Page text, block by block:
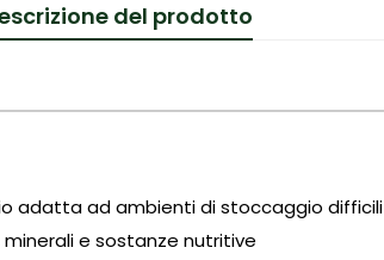
del prodotto
adatta ad ambienti di stoccaggio
e sostanze nutritive